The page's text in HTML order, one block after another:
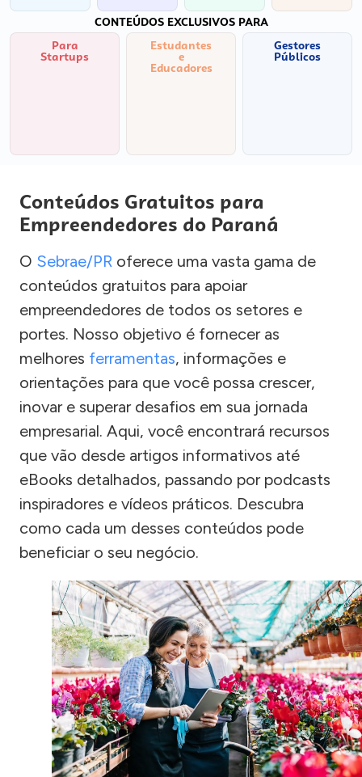
CONTEÚDOS EXCLUSIVOS PARA
Para
Startups
Estudantes
e
Educadores
Gestores
Públicos
Conteúdos Gratuitos para
Empreendedores do Paraná
O Sebrae/PR oferece uma vasta gama de
conteúdos gratuitos para apoiar
empreendedores de todos os setores e
portes. Nosso objetivo é fornecer as
melhores ferramentas, informações e
orientações para que você possa crescer,
inovar e superar desafios em sua jornada
empresarial. Aqui, você encontrará recursos
que vão desde artigos informativos até
eBooks detalhados, passando por podcasts
inspiradores e vídeos práticos. Descubra
como cada um desses conteúdos pode
beneficiar o seu negócio.